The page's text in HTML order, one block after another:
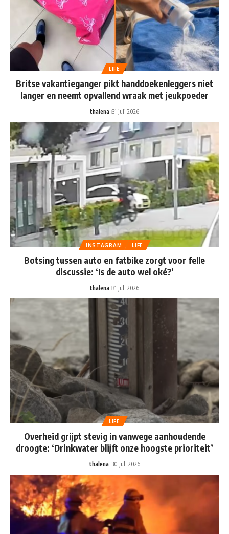
LIFE
Britse vakantieganger pikt handdoekenleggers niet
langer en neemt opvallend wraak met jeukpoeder
thalena 31 juli 2026
INSTAGRAM LIFE
Botsing tussen auto en fatbike zorgt voor felle
discussie: ‘Is de auto wel oké?’
thalena 31 juli 2026
LIFE
Overheid grijpt stevig in vanwege aanhoudende
droogte: ‘Drinkwater blijft onze hoogste prioriteit’
thalena 30 juli 2026